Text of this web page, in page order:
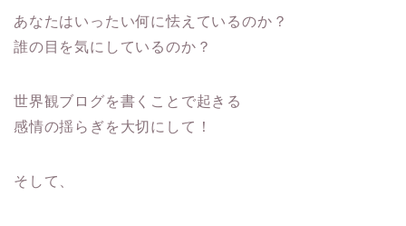
あなたはいったい何に怯えているのか？
誰の目を気にしているのか？
世界観ブログを書くことで起きる
感情の揺らぎを大切にして！
そして、